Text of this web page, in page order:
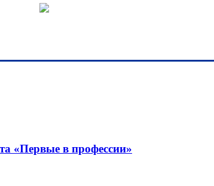
«Первые в профессии»